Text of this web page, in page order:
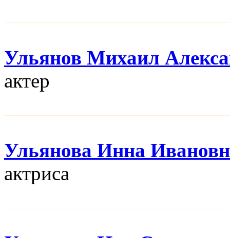
Ульянов Михаил
актер
Ульянова Инна
актриса